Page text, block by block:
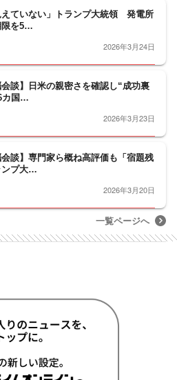
えていない」トランプ大統領 発電所
限を5…
2026年3月24日
会談】日米の親密さを確認し“成功裏
カ国…
2026年3月23日
会談】専門家ら概ね高評価も「宿題残
プ大…
2026年3月20日
一覧ページへ